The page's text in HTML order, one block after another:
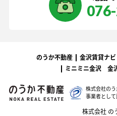
のうか不動産 金沢賃貸ナビ
ミニミニ金沢
金
株式会社のう
事業者として
株式会社 の